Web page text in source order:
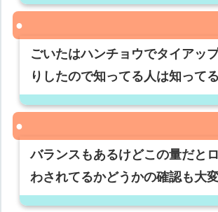
ごいたはハンチョウでタイアッ
りしたので知ってる人は知ってる
バランスもあるけどこの量だと
わされてるかどうかの確認も大